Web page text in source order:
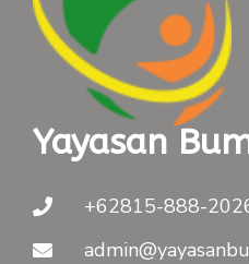
Yayasan
+62815-888-